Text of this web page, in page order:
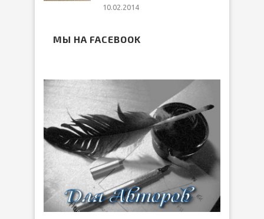
10.02.2014
МЫ НА FACEBOOK